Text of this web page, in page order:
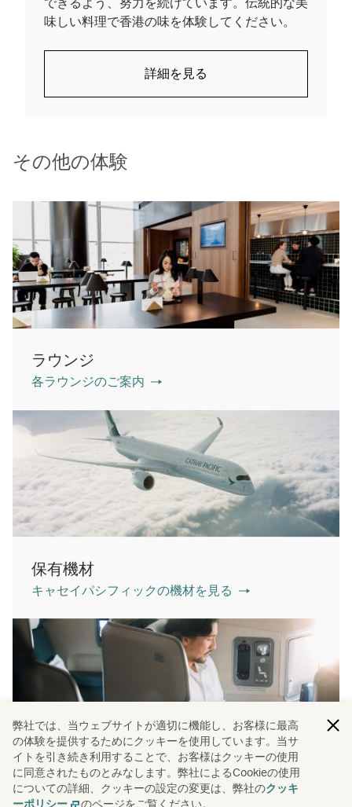
できるよう、努力を続けています。伝統的な美
味しい料理で香港の味を体験してください。
詳細を見る
その他の体験
ラウンジ
各ラウンジのご案内
保有機材
キャセイパシフィックの機材を見る
ご利用クラス
詳細はこちら
弊社では、当ウェブサイトが適切に機能し、お客様に最高
の体験を提供するためにクッキーを使用しています。当サ
イトを引き続き利用することで、お客様はクッキーの使用
に同意されたものとみなします。弊社によるCookieの使用
についての詳細、クッキーの設定の変更は、弊社のクッキ
ーポリシー
のページをご覧ください。